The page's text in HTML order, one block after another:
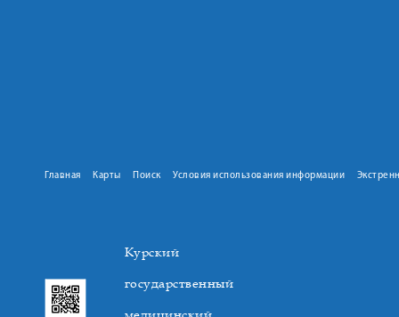
Главная Карты Поиск Условия использования информации
Курский
государственный